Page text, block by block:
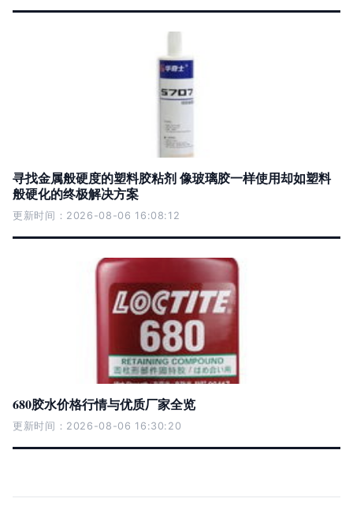
寻找金属般硬度的塑料胶粘剂 像玻璃胶一样使用却如塑料
般硬化的终极解决方案
更新时间：2026-08-06 16:08:12
680胶水价格行情与优质厂家全览
更新时间：2026-08-06 16:30:20